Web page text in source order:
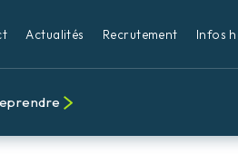
Actualités Recrutement Infos